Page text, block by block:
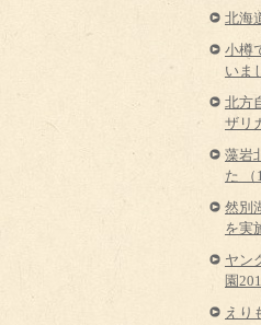
北海
小樽
いま
北方
ザリ
藻岩
た （
然別
を実
ヤン
園
えり